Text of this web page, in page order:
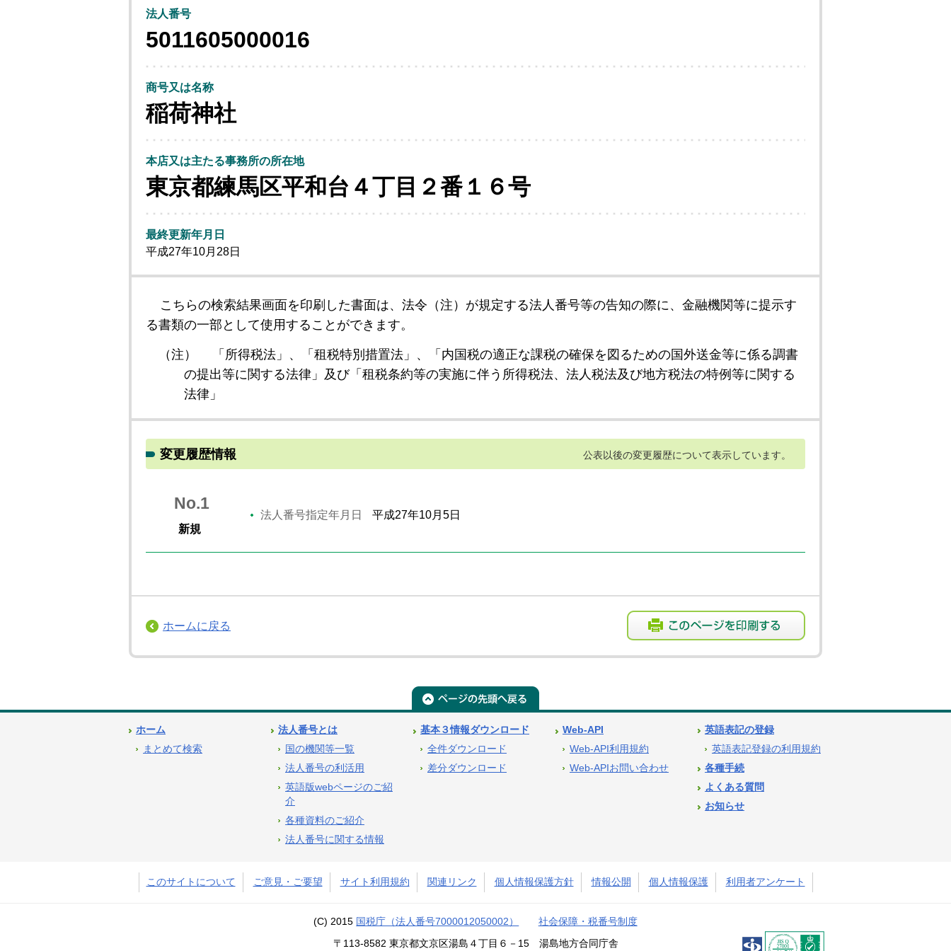
法人番号
5011605000016
商号又は名称
稲荷神社
本店又は主たる事務所の所在地
東京都練馬区平和台４丁目２番１６号
最終更新年月日
平成27年10月28日
こちらの検索結果画面を印刷した書面は、法令（注）が規定する法人番号等の告知の際に、金融機関等に提示す
る書類の一部として使用することができます。
（注）
「所得税法」、「租税特別措置法」、「内国税の適正な課税の確保を図るための国外送金等に係る調書
の提出等に関する法律」及び「租税条約等の実施に伴う所得税法、法人税法及び地方税法の特例等に関する
法律」
変更履歴情報 公表以後の変更履歴について表示しています。
No.1
新規
法人番号指定年月日 平成27年10月5日
ホームに戻る
ホーム
まとめて検索
法人番号とは
国の機関等一覧
法人番号の利活用
英語版webページのご紹
介
各種資料のご紹介
法人番号に関する情報
基本３情報ダウンロード
全件ダウンロード
差分ダウンロード
Web-API
Web-API利用規約
Web-APIお問い合わせ
英語表記の登録
英語表記登録の利用規約
各種手続
よくある質問
お知らせ
このサイトについて ご意見・ご要望 サイト利用規約 関連リンク 個人情報保護方針 情報公開 個人情報保護 利用者アンケート
(C) 2015 国税庁（法人番号7000012050002） 社会保障・税番号制度
〒113-8582 東京都文京区湯島４丁目６－15 湯島地方合同庁舎